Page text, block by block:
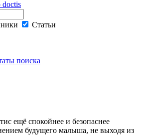
Статьи
поиска
ещё спокойнее и безопаснее
будущего малыша, не выходя из